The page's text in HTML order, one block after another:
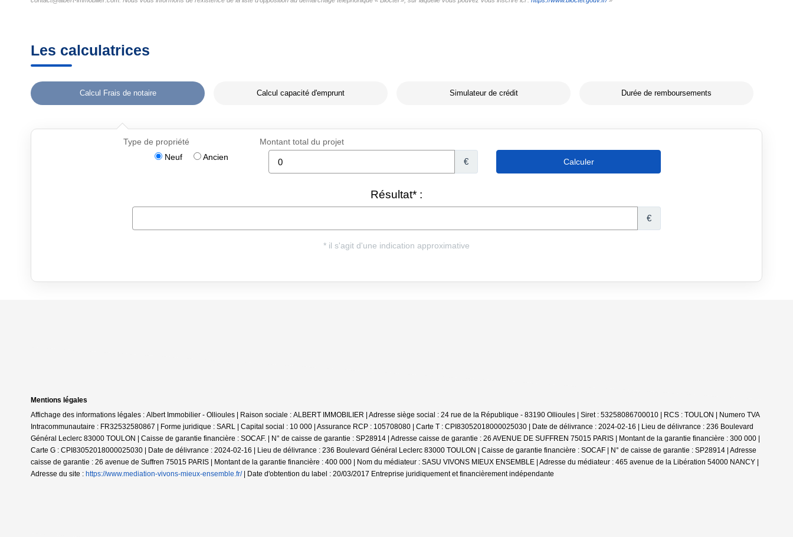
Les calculatrices
Calcul Frais de notaire Calcul capacité d'emprunt Simulateur de crédit Durée de remboursements
Mentions légales
Affichage des informations légales : Albert Immobilier - Ollioules | Raison sociale : ALBERT IMMOBILIER | Adresse siège social : 24 rue de la République - 83190 Ollioules | Siret : 53258086700010 | RCS : TOULON | Numero TVA
Intracommunautaire : FR32532580867 | Forme juridique : SARL | Capital social : 10 000 | Assurance RCP : 105708080 | Carte T : CPI83052018000025030 | Date de délivrance : 2024-02-16 | Lieu de délivrance : 236 Boulevard
Général Leclerc 83000 TOULON | Caisse de garantie financière : SOCAF. | N° de caisse de garantie : SP28914 | Adresse caisse de garantie : 26 AVENUE DE SUFFREN 75015 PARIS | Montant de la garantie financière : 300 000 |
Carte G : CPI83052018000025030 | Date de délivrance : 2024-02-16 | Lieu de délivrance : 236 Boulevard Général Leclerc 83000 TOULON | Caisse de garantie financière : SOCAF | N° de caisse de garantie : SP28914 | Adresse
caisse de garantie : 26 avenue de Suffren 75015 PARIS | Montant de la garantie financière : 400 000 | Nom du médiateur : SASU VIVONS MIEUX ENSEMBLE | Adresse du médiateur : 465 avenue de la Libération 54000 NANCY |
Adresse du site : https://www.mediation-vivons-mieux-ensemble.fr/| Date d'obtention du label : 20/03/2017 Entreprise juridiquement et financièrement indépendante